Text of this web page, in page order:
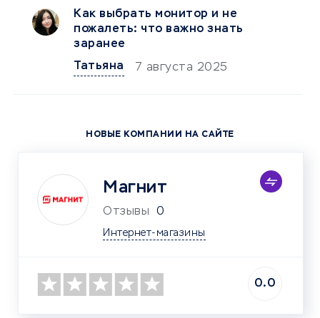
Как выбрать монитор и не
пожалеть: что важно знать
заранее
Татьяна
7 августа 2025
НОВЫЕ КОМПАНИИ НА САЙТЕ
Магнит
Отзывы 0
Интернет-магазины
0.0